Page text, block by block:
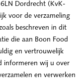
Dordrecht (KvK-
voor de verzameling
beschreven in dit
die aan Boon Food
en vertrouwelijk
informeren wij u over
en verwerken